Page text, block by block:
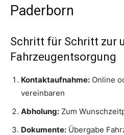
Paderborn
Schritt für Schritt zur
Fahrzeugentsorgung
Kontaktaufnahme: Online
vereinbaren
Abholung: Zum
Dokumente: Übergabe